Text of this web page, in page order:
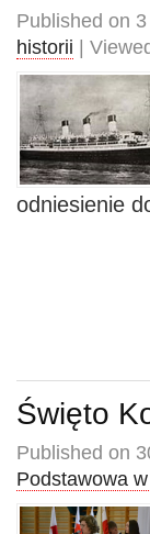
Published on
historii |
odniesienie
Święto
Published on
Podstawowa